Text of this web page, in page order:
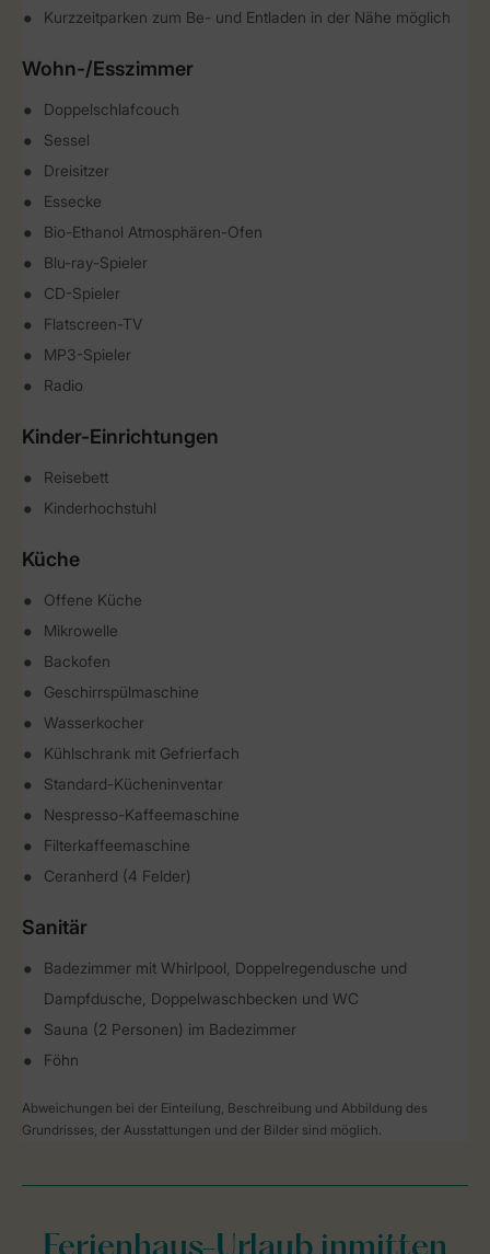
Kurzzeitparken zum Be- und Entladen in der Nähe möglich
Wohn-/Esszimmer
Doppelschlafcouch
Sessel
Dreisitzer
Essecke
Bio-Ethanol Atmosphären-Ofen
Blu-ray-Spieler
CD-Spieler
Flatscreen-TV
MP3-Spieler
Radio
Kinder-Einrichtungen
Reisebett
Kinderhochstuhl
Küche
Offene Küche
Mikrowelle
Backofen
Geschirrspülmaschine
Wasserkocher
Kühlschrank mit Gefrierfach
Standard-Kücheninventar
Nespresso-Kaffeemaschine
Filterkaffeemaschine
Ceranherd (4 Felder)
Sanitär
Badezimmer mit Whirlpool, Doppelregendusche und
Dampfdusche, Doppelwaschbecken und WC
Sauna (2 Personen) im Badezimmer
Föhn
Abweichungen bei der Einteilung, Beschreibung und Abbildung des
Grundrisses, der Ausstattungen und der Bilder sind möglich.